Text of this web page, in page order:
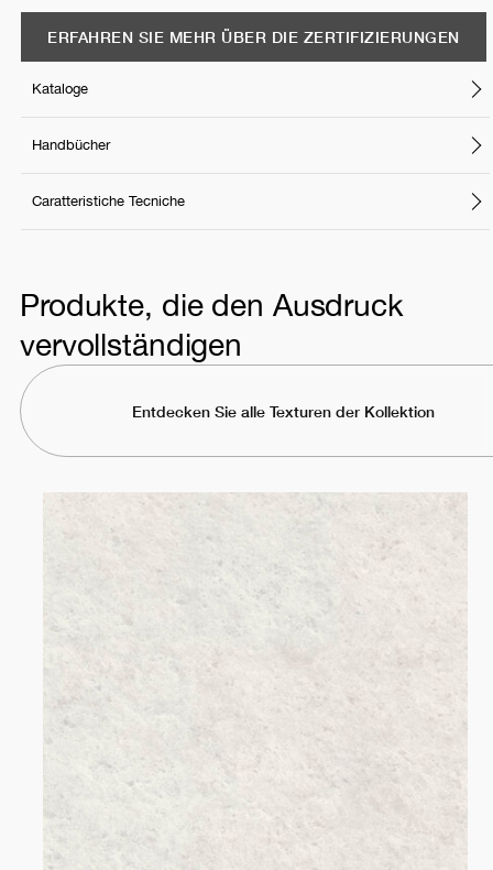
ERFAHREN SIE MEHR ÜBER DIE ZERTIFIZIERUNGEN
Kataloge
Handbücher
Caratteristiche Tecniche
Produkte, die den Ausdruck
vervollständigen
Entdecken Sie alle Texturen der Kollektion